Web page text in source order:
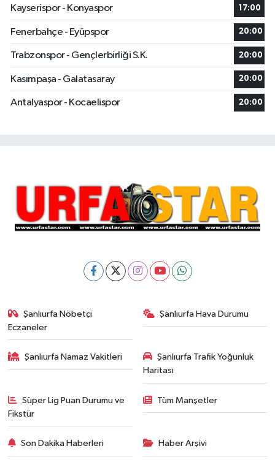
Kayserispor - Konyaspor
17:00
Fenerbahçe - Eyüpspor 20:00
Trabzonspor - Gençlerbirliği S.K. 20:00
Kasımpaşa - Galatasaray 20:00
Antalyaspor - Kocaelispor 20:00
Şanlıurfa Nöbetçi
Eczaneler
Şanlıurfa Hava Durumu
Şanlıurfa Namaz Vakitleri
Şanlıurfa Trafik Yoğunluk
Haritası
Süper Lig Puan Durumu ve
Fikstür
Tüm Manşetler
Son Dakika Haberleri Haber Arşivi